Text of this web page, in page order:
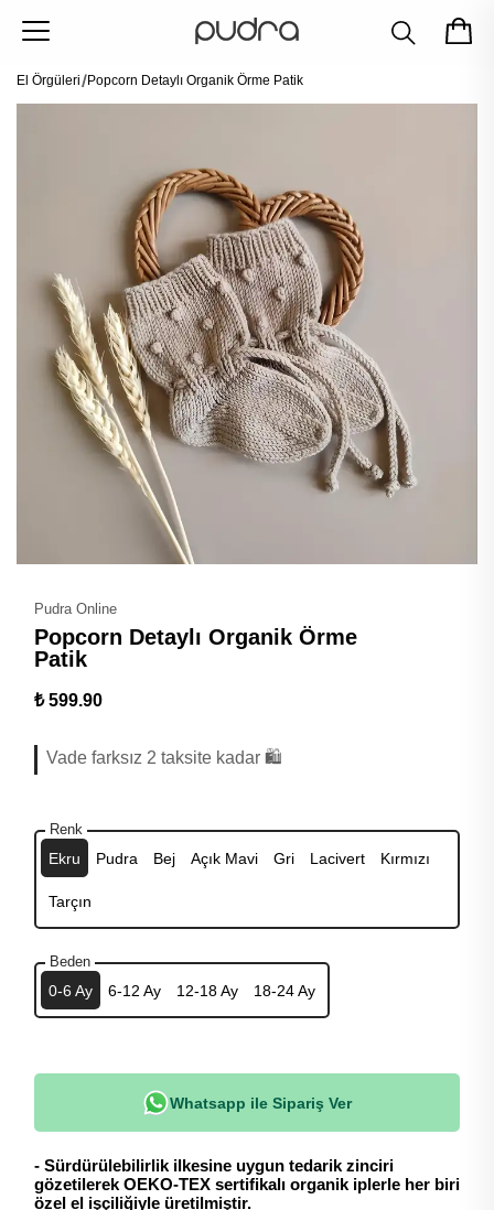
El Örgüleri Popcorn Detaylı Organik Örme Patik
Pudra Online
Popcorn Detaylı Organik Örme
Patik
₺ 599.90
Vade farksız 2 taksite kadar 🛍️
Renk
Ekru Pudra Bej Açık Mavi Gri Lacivert Kırmızı
Tarçın
Beden
0-6 Ay 6-12 Ay 12-18 Ay 18-24 Ay
Whatsapp ile Sipariş Ver
- Sürdürülebilirlik ilkesine uygun tedarik zinciri
gözetilerek OEKO-TEX sertifikalı organik iplerle her biri
özel el işçiliğiyle üretilmiştir.